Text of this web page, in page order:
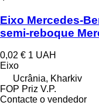
Eixo Mercedes-
semi-reboque
0,02 € 1 UAH
Eixo
Ucrânia, Kharkiv
FOP Priz V.P.
Contacte o vendedor